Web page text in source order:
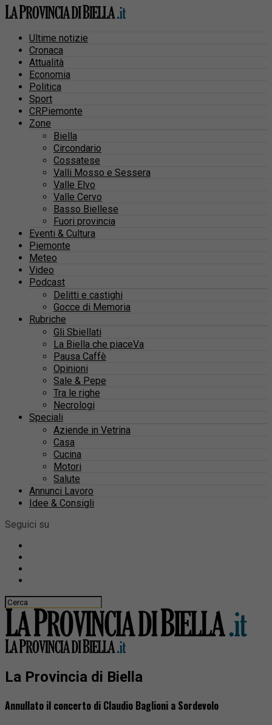
Ultime notizie
Cronaca
Attualità
Economia
Politica
Sport
CRPiemonte
Zone
Biella
Circondario
Cossatese
Valli Mosso e Sessera
Valle Elvo
Valle Cervo
Basso Biellese
Fuori provincia
Eventi & Cultura
Piemonte
Meteo
Video
Podcast
Delitti e castighi
Gocce di Memoria
Rubriche
Gli Sbiellati
La Biella che piaceVa
Pausa Caffè
Opinioni
Sale & Pepe
Tra le righe
Necrologi
Speciali
Aziende in Vetrina
Casa
Cucina
Motori
Salute
Annunci Lavoro
Idee & Consigli
Seguici su
La Provincia di Biella
Annullato il concerto di Claudio Baglioni a Sordevolo